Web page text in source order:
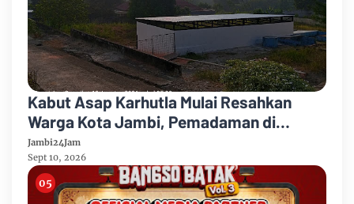
Kabut Asap Karhutla Mulai Resahkan
Warga Kota Jambi, Pemadaman di
Sungai Gelam Terus Dikebut
Jambi24Jam
Sept 10, 2026